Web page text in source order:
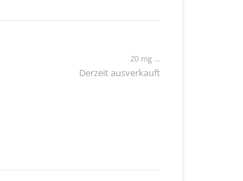
20 mg ...
Derzeit ausverkauft